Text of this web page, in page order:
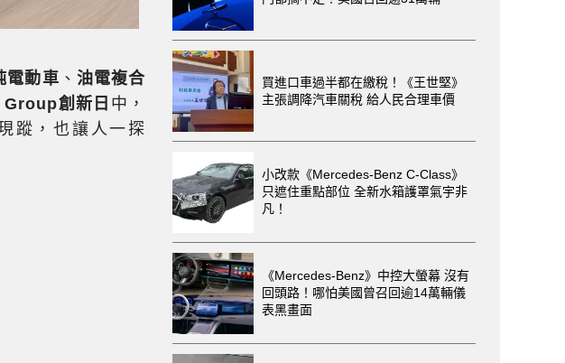
電動車 、 油電複合
創新日 中，
蹤，也讓人一探
買進口車過半都在繳稅！《王世堅》
主張調降汽車關稅 給人民合理車價
小改款《Mercedes-Benz C-Class》
只遮住重點部位 全新水箱護罩氣宇非
凡！
《Mercedes-Benz》中控大螢幕 沒有
回頭路！哪怕美國曾召回逾14萬輛儀
表黑畫面